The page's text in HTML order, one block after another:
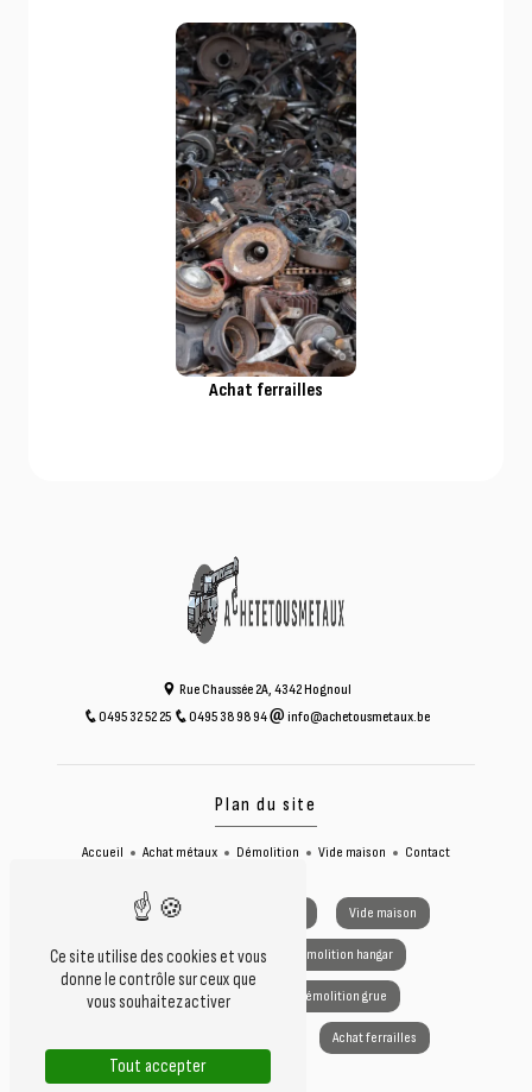
Achat ferrailles
Rue Chaussée 2A, 4342 Hognoul
0495 32 52 25
0495 38 98 94 info@achetousmetaux.be
Plan du site
Accueil Achat métaux Démolition Vide maison Contact
Achat métaux Vide maison
Démolition voiture Démolition hangar
Démolition camion Démolition grue
Achat ferrailles
Ce site utilise des cookies et vous
donne le contrôle sur ceux que
vous souhaitez activer
Tout accepter